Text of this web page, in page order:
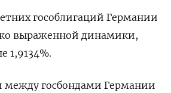
гособлигаций Германии
выраженной динамики,
1,9134%.
между госбондами Германии